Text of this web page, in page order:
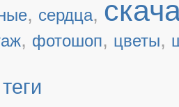
, сердца,
, фотошоп, цветы,